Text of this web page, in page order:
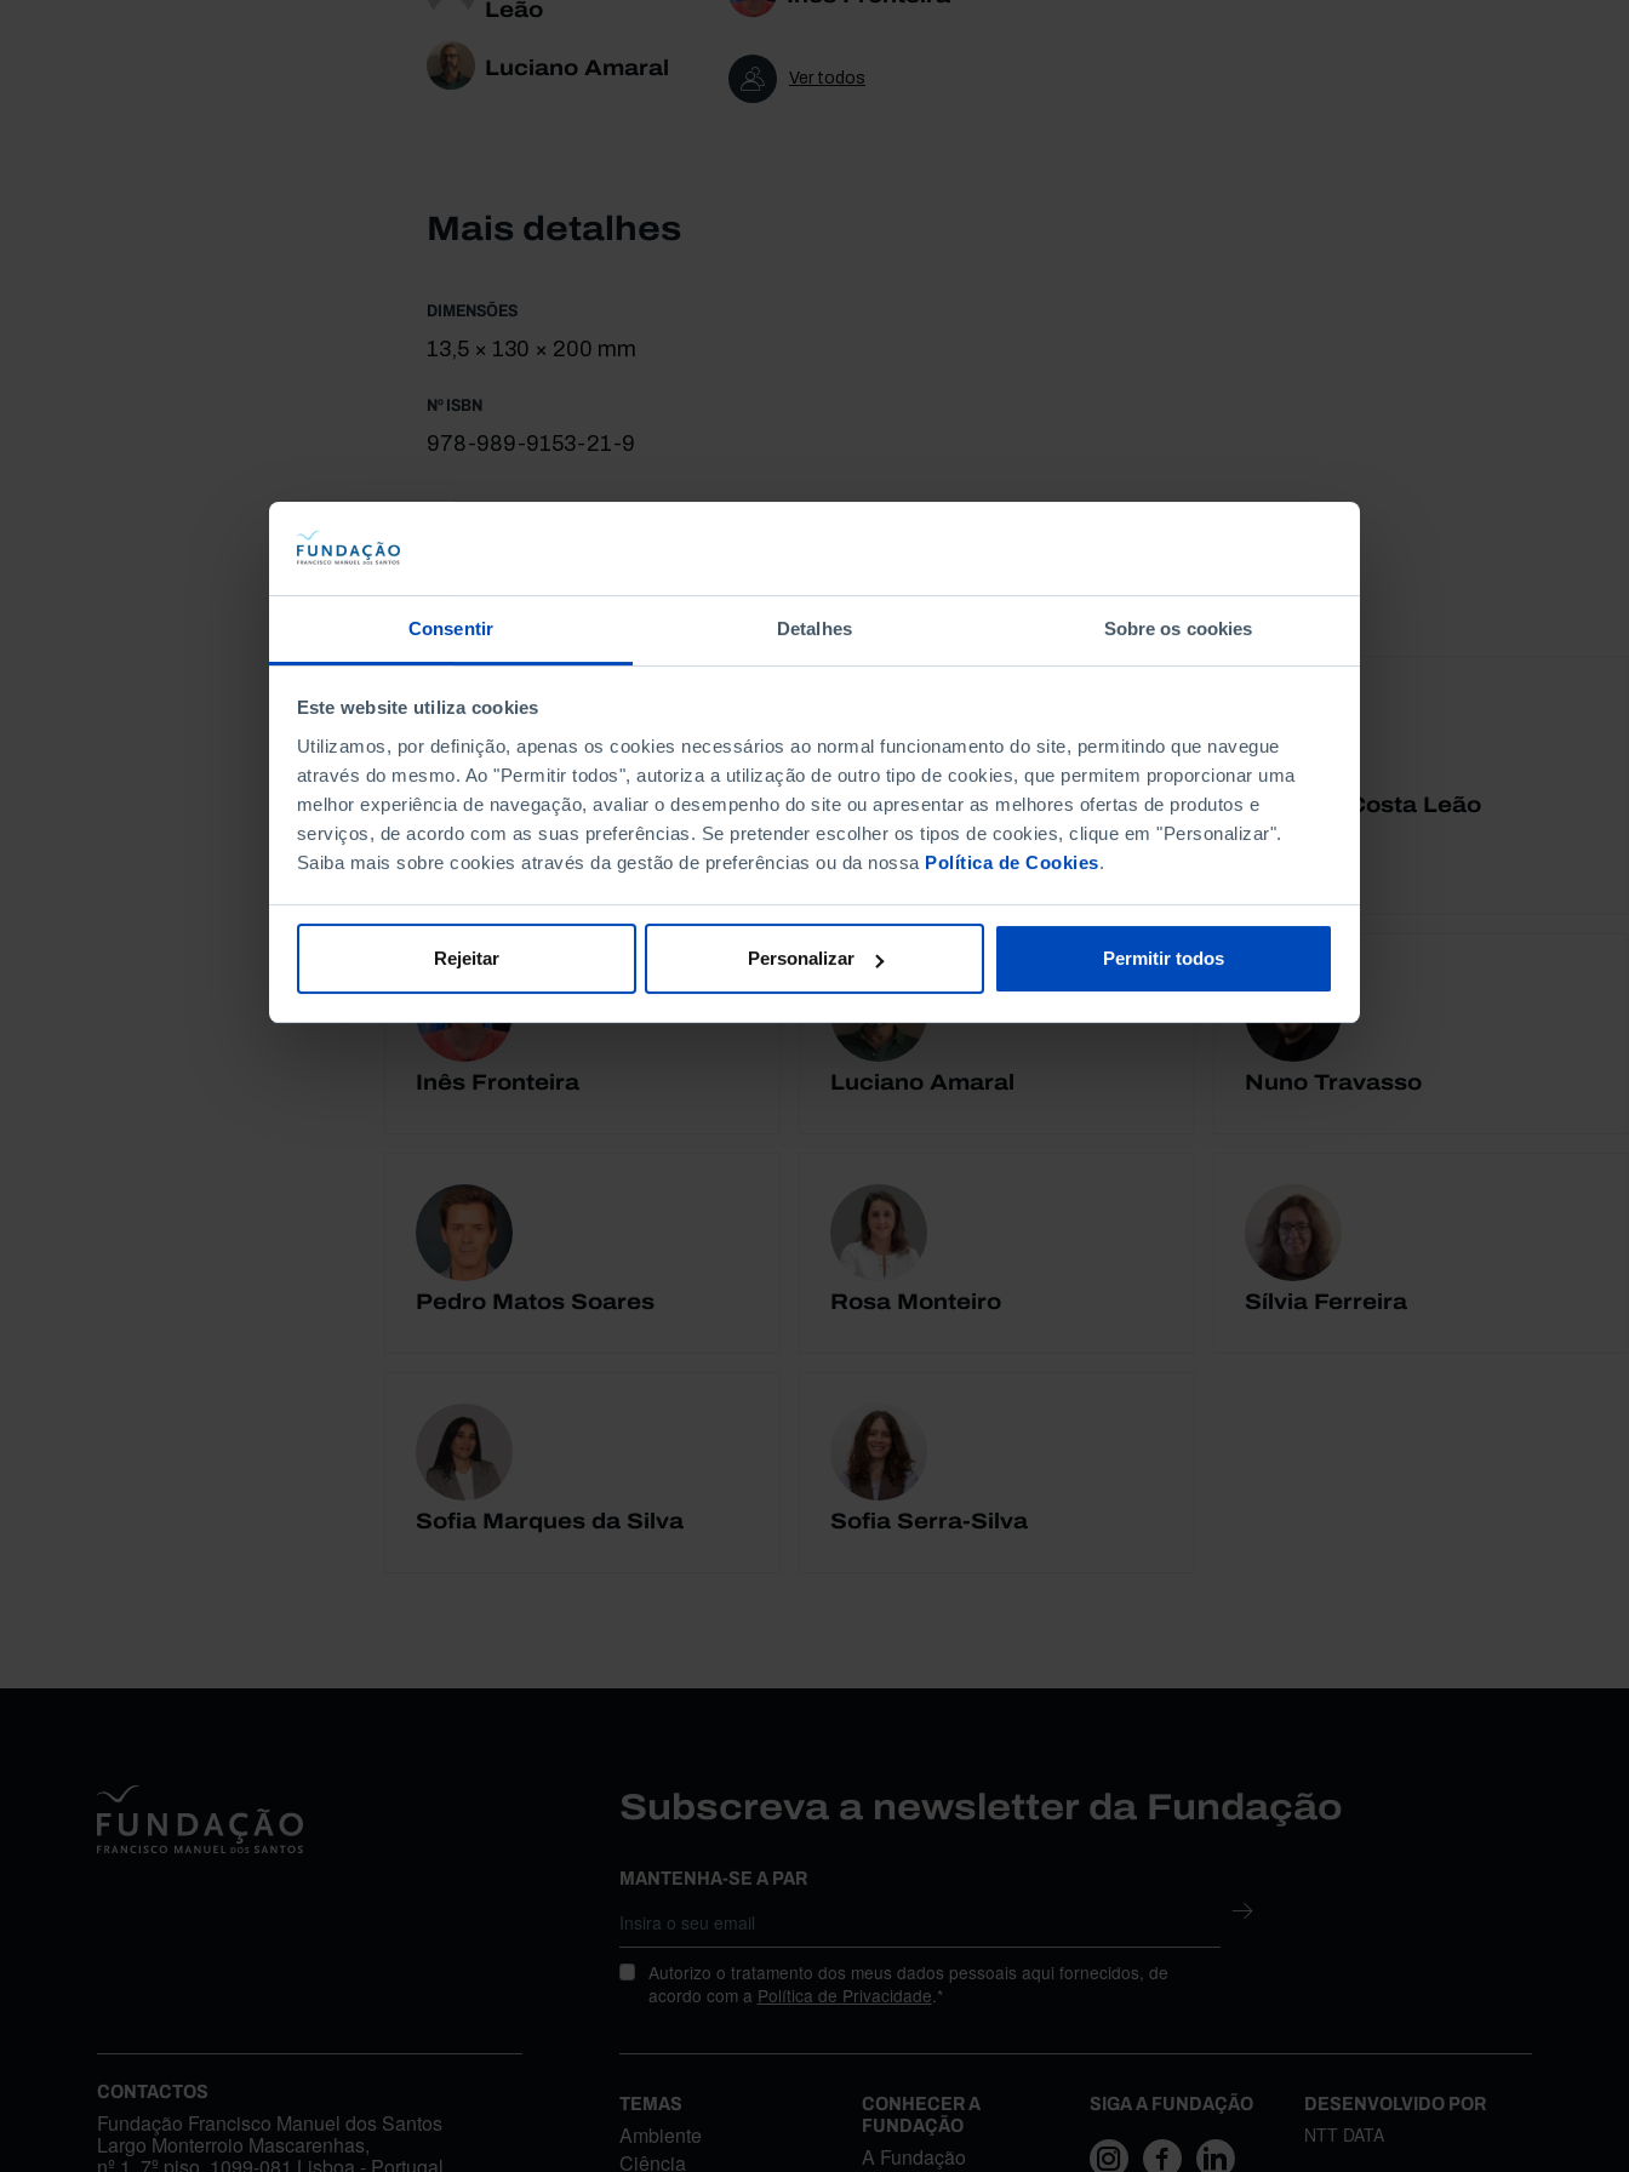
Consentir Detalhes Sobre os cookies
Este website utiliza cookies
Utilizamos, por definição, apenas os cookies necessários ao normal funcionamento do site, permitindo que navegue
através do mesmo. Ao "Permitir todos", autoriza a utilização de outro tipo de cookies, que permitem proporcionar uma
melhor experiência de navegação, avaliar o desempenho do site ou apresentar as melhores ofertas de produtos e
serviços, de acordo com as suas preferências. Se pretender escolher os tipos de cookies, clique em "Personalizar".
Saiba mais sobre cookies através da gestão de preferências ou da nossa Política de Cookies.
Rejeitar Personalizar Permitir todos
Leão
Luciano Amaral Ver todos
Mais detalhes
DIMENSÕES
13,5 × 130 × 200 mm
Nº ISBN
978-989-9153-21-9
Autoria
Margarida David Cardoso
Conceito de visualização de dados e
recolha de dados
Clara Junqueira
Desenho e conceito de visualização de
dados
Anabela Costa Leão
Inês Fronteira Luciano Amaral Nuno Travasso
Pedro Matos Soares Rosa Monteiro Sílvia Ferreira
Sofia Marques da Silva Sofia Serra-Silva
Subscreva a newsletter da Fundação
MANTENHA-SE A PAR
Autorizo o tratamento dos meus dados pessoais aqui fornecidos, de
acordo com a Política de Privacidade.*
CONTACTOS
Fundação Francisco Manuel dos Santos
Largo Monterroio Mascarenhas,
TEMAS
Ambiente
Ciência
CONHECER A
FUNDAÇÃO
A Fundação
SIGA A FUNDAÇÃO DESENVOLVIDO POR
NTT DATA